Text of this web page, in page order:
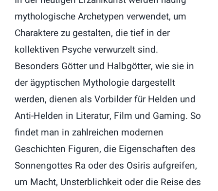
mythologische Archetypen verwendet, um
Charaktere zu gestalten, die tief in der
kollektiven Psyche verwurzelt sind.
Besonders Götter und Halbgötter, wie sie in
der ägyptischen Mythologie dargestellt
werden, dienen als Vorbilder für Helden und
Anti-Helden in Literatur, Film und Gaming. So
findet man in zahlreichen modernen
Geschichten Figuren, die Eigenschaften des
Sonnengottes Ra oder des Osiris aufgreifen,
um Macht, Unsterblichkeit oder die Reise des